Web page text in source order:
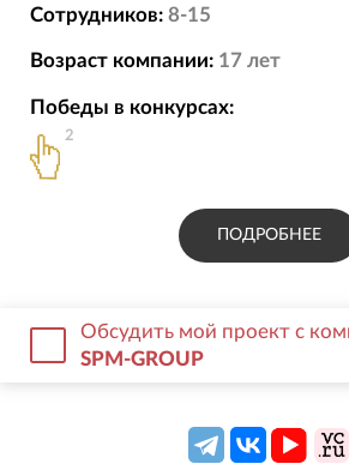
Сотрудников: 8-15
Возраст компании: 17 лет
Победы в конкурсах:
2
ПОДРОБНЕЕ
Обсудить мой проект с
SPM-GROUP